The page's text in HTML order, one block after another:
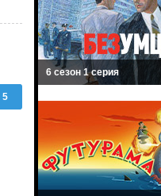
5
6 сезон 1 серия